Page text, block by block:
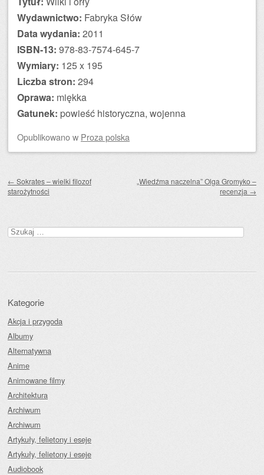
Wydawnictwo: Fabryka Słów
Data wydania: 2011
ISBN-13: 978-83-7574-645-7
Wymiary: 125 x 195
Liczba stron: 294
Oprawa: miękka
Gatunek: powieść historyczna, wojenna
Opublikowanow Proza polska
← Sokrates – wielki filozof
starożytności
„Wiedźma naczelna” Olga Gromyko –
recenzja →
Szukaj:
Kategorie
Akcja i przygoda
Albumy
Alternatywna
Anime
Animowane filmy
Architektura
Archiwum
Archiwum
Artykuły, felietony i eseje
Artykuły, felietony i eseje
Audiobook